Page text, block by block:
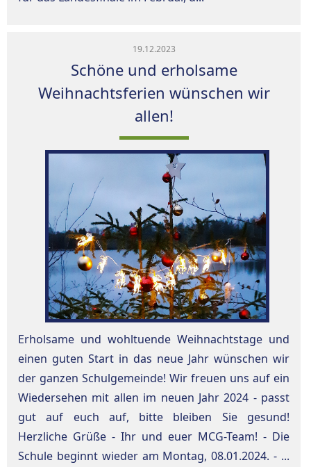
19.12.2023
Schöne und erholsame
Weihnachtsferien wünschen wir
allen!
Erholsame und wohltuende Weihnachtstage und
einen guten Start in das neue Jahr wünschen wir
der ganzen Schulgemeinde! Wir freuen uns auf ein
Wiedersehen mit allen im neuen Jahr 2024 - passt
gut auf euch auf, bitte bleiben Sie gesund!
Herzliche Grüße - Ihr und euer MCG-Team! - Die
Schule beginnt wieder am Montag, 08.01.2024. - ...